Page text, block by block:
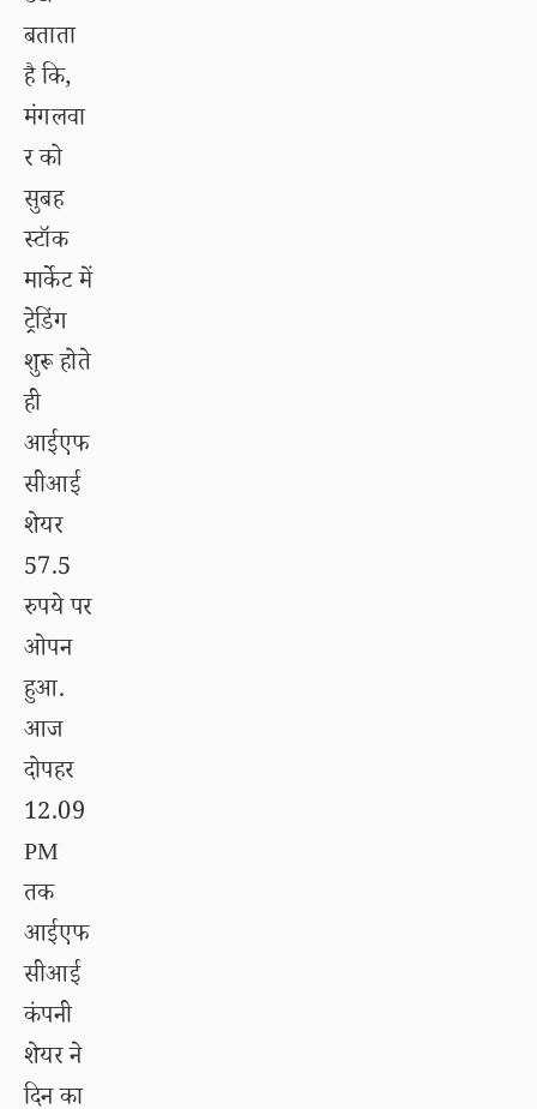
बताता
है कि,
मंगलवा
र को
सुबह
स्टॉक
मार्केट में
ट्रेडिंग
शुरू होते
ही
आईएफ
सीआई
शेयर
57.5
रुपये पर
ओपन
हुआ.
आज
दोपहर
12.09
PM
तक
आईएफ
सीआई
कंपनी
शेयर ने
दिन का